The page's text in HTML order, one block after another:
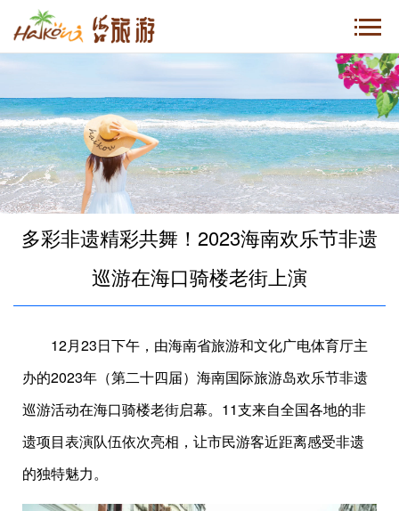
多彩非遗精彩共舞！2023海南欢乐节非遗
巡游在海口骑楼老街上演
12月23日下午，由海南省旅游和文化广电体育厅主
办的2023年（第二十四届）海南国际旅游岛欢乐节非遗
巡游活动在海口骑楼老街启幕。11支来自全国各地的非
遗项目表演队伍依次亮相，让市民游客近距离感受非遗
的独特魅力。